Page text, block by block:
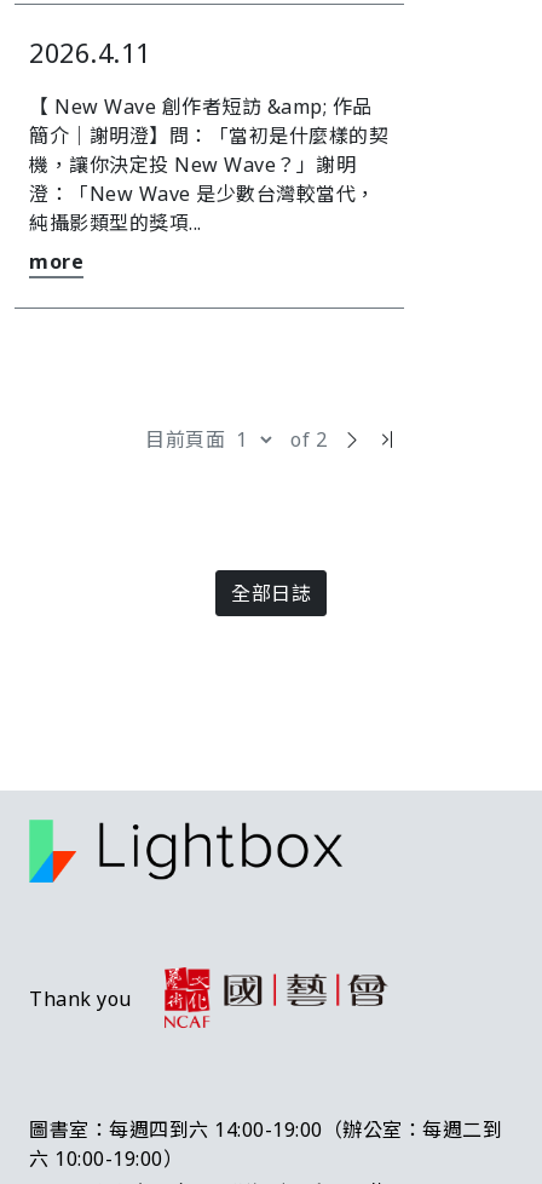
2026.4.11
【 New Wave 創作者短訪 &amp; 作品
簡介｜謝明澄】󠀠󠀠問：「當初是什麼樣的契
機，讓你決定投 New Wave？」謝明
澄：「New Wave 是少數台灣較當代，
純攝影類型的獎項...
more
目前頁面 of 2
全部日誌
Thank you
圖書室：每週四到六 14:00-19:00（辦公室：每週二到
六 10:00-19:00）